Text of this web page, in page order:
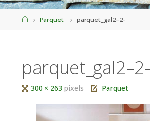
HomeParquet parquet_gal2–2-
parquet_gal2–2-
Tutta300 × 263 pixels Parquet